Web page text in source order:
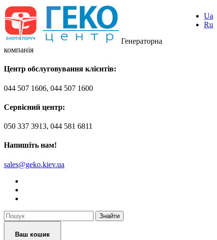
Ua
Ru
Генераторна
компанія
Центр обслуговування клієнтів:
044 507 1606, 044 507 1600
Сервісний центр:
050 337 3913, 044 581 6811
Напишіть нам!
sales@geko.kiev.ua
Знайти
Ваш кошик